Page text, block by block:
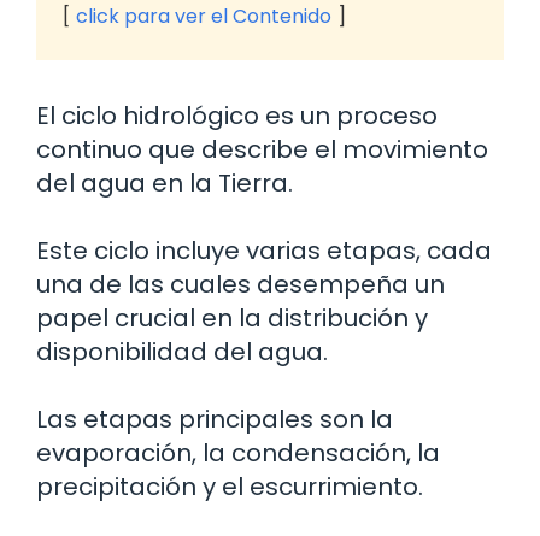
click para ver el Contenido
El ciclo hidrológico es un proceso
continuo que describe el movimiento
del agua en la Tierra.
Este ciclo incluye varias etapas, cada
una de las cuales desempeña un
papel crucial en la distribución y
disponibilidad del agua.
Las etapas principales son la
evaporación, la condensación, la
precipitación y el escurrimiento.